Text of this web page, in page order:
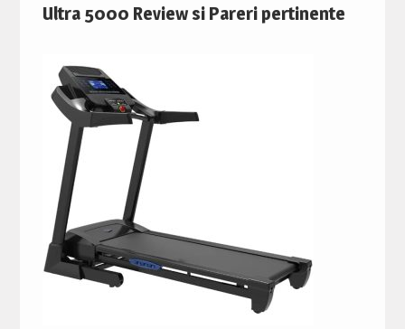
Ultra 5000 Review si Pareri pertinente